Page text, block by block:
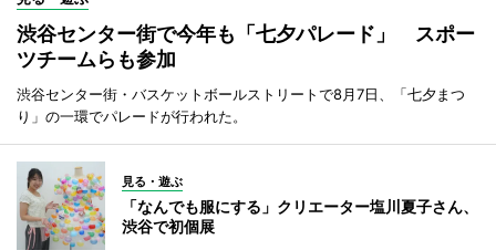
渋谷センター街で今年も「七夕パレード」 スポー
ツチームらも参加
渋谷センター街・バスケットボールストリートで8月7日、「七夕まつ
り」の一環でパレードが行われた。
見る・遊ぶ
「なんでも服にする」クリエーター塩川夏子さん、
渋谷で初個展